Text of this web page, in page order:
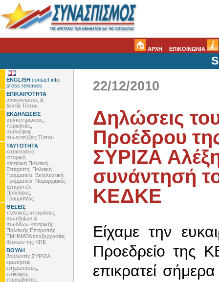
ΑΡΧΗ ΕΠΙΚΟΙΝΩΝΙΑ
ENGLISH contact info,
press releases
ΕΠΙΚΑΙΡΟΤΗΤΑ
ανακοινώσεις &
δελτία Τύπου
ΕΚΔΗΛΩΣΕΙΣ
συγκεντρώσεις,
περιοδείες,
συσκέψεις,
συνεντεύξεις Τύπου
ΤΑΥΤΟΤΗΤΑ
καταστατικό,
ιστορικό,
Κεντρική Πολιτική
Επιτροπή, Πολιτική
Γραμματεία, Εκτελεστική
Γραμματεία, Νομαρχιακές
Επιτροπές,
Πρόεδρος,
Γραμματέας
ΘΕΣΕΙΣ
πολιτικές αποφάσεις
συνεδρίων &
συνόδων Κεντρικής
Πολιτικής Επιτροπής,
ΤΜΗΜΑΤΑ επεξεργασίας
θέσεων της ΚΠΕ
ΒΟΥΛΗ
βουλευτές ΣΥΡΙΖΑ,
ερωτήσεις,
επερωτήσεις,
επίκαιρες,
παρεμβάσεις,
22/12/2010
Δηλώσεις
Προέδρου
ΣΥΡΙΖΑ
συνάντησή
ΚΕΔΚΕ
Είχαμε την
Προεδρείο της
επικρατεί